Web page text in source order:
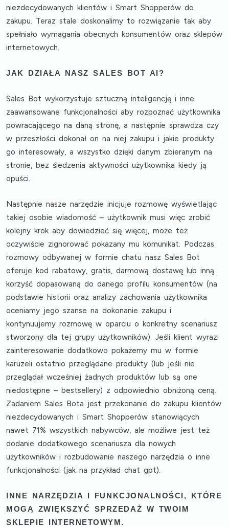
niezdecydowanych klientów i Smart Shopperów do
zakupu. Teraz stale doskonalimy to rozwiązanie tak aby
spełniało wymagania obecnych konsumentów oraz sklepów
internetowych.
JAK DZIAŁA NASZ SALES BOT AI?
Sales Bot wykorzystuje sztuczną inteligencję i inne
zaawansowane funkcjonalności aby rozpoznać użytkownika
powracającego na daną stronę, a następnie sprawdza czy
w przeszłości dokonał on na niej zakupu i jakie produkty
go interesowały, a wszystko dzięki danym zbieranym na
stronie, bez śledzenia aktywności użytkownika kiedy ją
opuści.
Następnie nasze narzędzie inicjuje rozmowę wyświetlając
takiej osobie wiadomość – użytkownik musi więc zrobić
kolejny krok aby dowiedzieć się więcej, może też
oczywiście zignorować pokazany mu komunikat. Podczas
rozmowy odbywanej w formie chatu nasz Sales Bot
oferuje kod rabatowy, gratis, darmową dostawę lub inną
korzyść dopasowaną do danego profilu konsumentów (na
podstawie historii oraz analizy zachowania użytkownika
oceniamy jego szanse na dokonanie zakupu i
kontynuujemy rozmowę w oparciu o konkretny scenariusz
stworzony dla tej grupy użytkowników). Jeśli klient wyrazi
zainteresowanie dodatkowo pokażemy mu w formie
karuzeli ostatnio przeglądane produkty (lub jeśli nie
przeglądał wcześniej żadnych produktów lub są one
niedostępne – bestsellery) z odpowiednio obniżoną ceną.
Zadaniem Sales Bota jest przekonanie do zakupu klientów
niezdecydowanych i Smart Shopperów stanowiących
nawet 71% wszystkich nabywców, ale możliwe jest też
dodanie dodatkowego scenariusza dla nowych
użytkowników i rozbudowanie naszego narzędzia o inne
funkcjonalności (jak na przykład chat gpt).
INNE NARZĘDZIA I FUNKCJONALNOŚCI, KTÓRE
MOGĄ ZWIĘKSZYĆ SPRZEDAŻ W TWOIM
SKLEPIE INTERNETOWYM.